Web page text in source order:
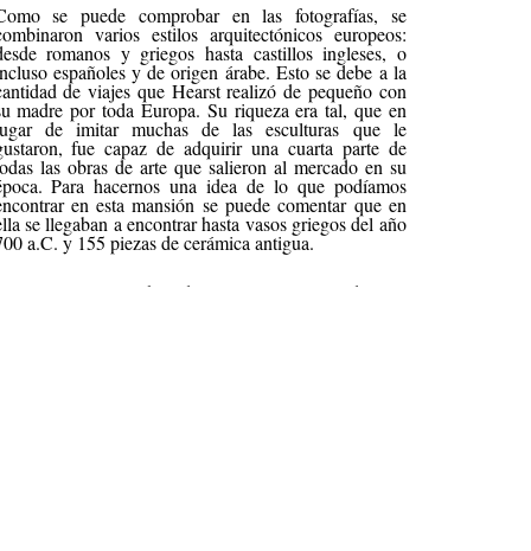
se puede comprobar en las fotografías, se
varios estilos arquitectónicos europeos:
romanos y griegos hasta castillos ingleses, o
españoles y de origen árabe. Esto se debe a la
de viajes que Hearst realizó de pequeño con
madre por toda Europa. Su riqueza era tal, que en
de imitar muchas de las esculturas que le
fue capaz de adquirir una cuarta parte de
las obras de arte que salieron al mercado en su
Para hacernos una idea de lo que podíamos
en esta mansión se puede comentar que en
se llegaban a encontrar hasta vasos griegos del año
a.C. y 155 piezas de cerámica antigua.
Se localiza a 400 km de San Francisco y de Los